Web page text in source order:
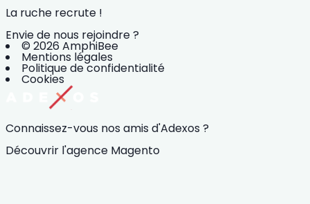
La ruche recrute !
Envie de nous rejoindre ?
© 2026 AmphiBee
Mentions légales
Politique de confidentialité
Cookies
Connaissez-vous nos amis d'Adexos ?
Découvrir l'agence Magento